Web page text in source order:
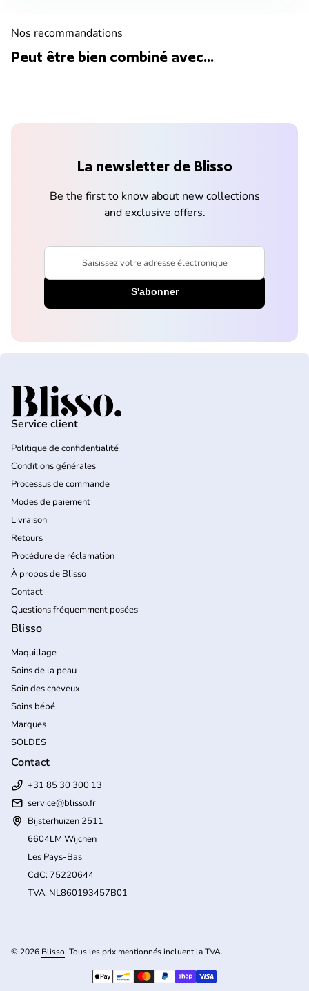
Nos recommandations
Peut être bien combiné avec...
La newsletter de Blisso
Be the first to know about new collections
and exclusive offers.
Saisissez votre adresse électronique
Accueil
Service client
Politique de confidentialité
Conditions générales
Processus de commande
Modes de paiement
Livraison
Retours
Procédure de réclamation
À propos de Blisso
Contact
Questions fréquemment posées
Blisso
Maquillage
Soins de la peau
Soin des cheveux
Soins bébé
Marques
SOLDES
Contact
+31 85 30 300 13
service@blisso.fr
Bijsterhuizen 2511
6604LM Wijchen
Les Pays-Bas
CdC: 75220644
TVA: NL860193457B01
© 2026 Blisso. Tous les prix mentionnés incluent la TVA.
Modes de paiement